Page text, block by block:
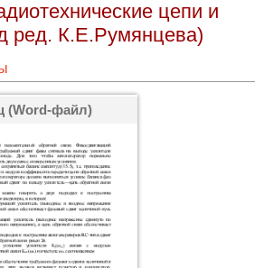
цепи и
ред. К.Е.Румянцева)
(Word-файл)